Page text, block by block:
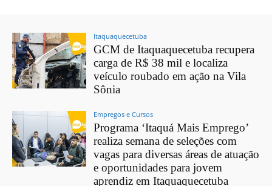
Itaquaquecetuba
GCM de Itaquaquecetuba recupera
carga de R$ 38 mil e localiza
veículo roubado em ação na Vila
Sônia
Empregos e Cursos
Programa ‘Itaquá Mais Emprego’
realiza semana de seleções com
vagas para diversas áreas de atuação
e oportunidades para jovem
aprendiz em Itaquaquecetuba